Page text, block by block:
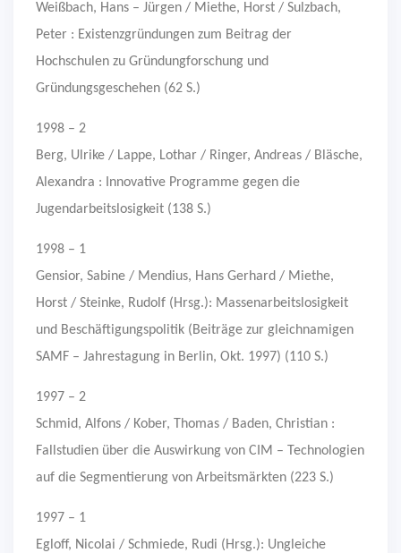
Weißbach, Hans – Jürgen / Miethe, Horst / Sulzbach,
Peter : Existenzgründungen zum Beitrag der
Hochschulen zu Gründungforschung und
Gründungsgeschehen (62 S.)
1998 – 2
Berg, Ulrike / Lappe, Lothar / Ringer, Andreas / Bläsche,
Alexandra : Innovative Programme gegen die
Jugendarbeitslosigkeit (138 S.)
1998 – 1
Gensior, Sabine / Mendius, Hans Gerhard / Miethe,
Horst / Steinke, Rudolf (Hrsg.): Massenarbeitslosigkeit
und Beschäftigungspolitik (Beiträge zur gleichnamigen
SAMF – Jahrestagung in Berlin, Okt. 1997) (110 S.)
1997 – 2
Schmid, Alfons / Kober, Thomas / Baden, Christian :
Fallstudien über die Auswirkung von CIM – Technologien
auf die Segmentierung von Arbeitsmärkten (223 S.)
1997 – 1
Egloff, Nicolai / Schmiede, Rudi (Hrsg.): Ungleiche